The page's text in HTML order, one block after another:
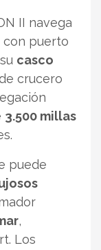
II navega
con puerto
casco
crucero
3.500 millas
puede
,
Los